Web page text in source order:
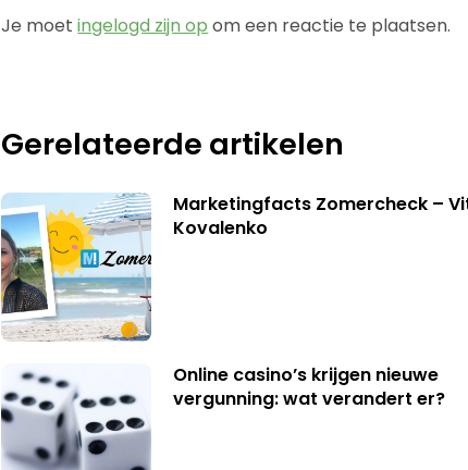
Je moetingelogd zijn op om een reactie te plaatsen.
Gerelateerde artikelen
Marketingfacts Zomercheck –
Kovalenko
Online casino’s krijgen nieuwe
vergunning: wat verandert er?